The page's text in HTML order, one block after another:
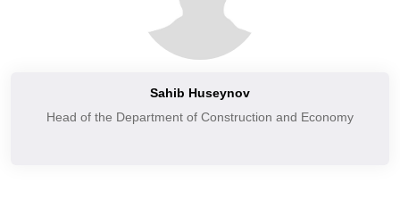
Sahib Huseynov
Head of the Department of Construction and Economy